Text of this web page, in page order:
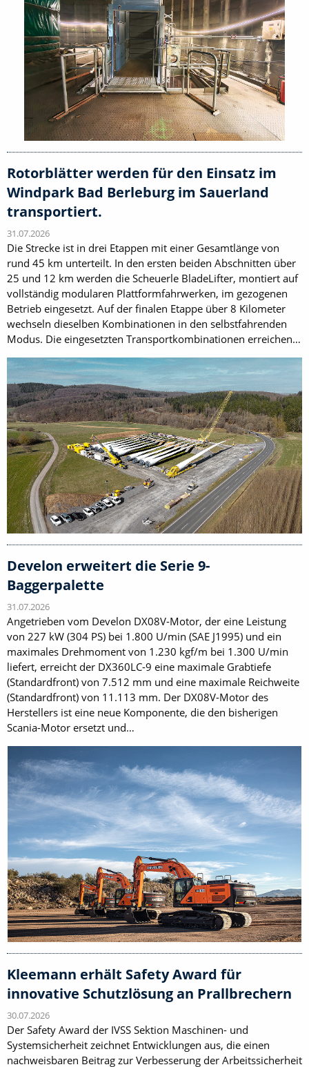
Rotorblätter werden für den Einsatz im
Windpark Bad Berleburg im Sauerland
transportiert.
31.07.2026
Die Strecke ist in drei Etappen mit einer Gesamtlänge von
rund 45 km unterteilt. In den ersten beiden Abschnitten über
25 und 12 km werden die Scheuerle BladeLifter, montiert auf
vollständig modularen Plattformfahrwerken, im gezogenen
Betrieb eingesetzt. Auf der finalen Etappe über 8 Kilometer
wechseln dieselben Kombinationen in den selbstfahrenden
Modus. Die eingesetzten Transportkombinationen erreichen…
Develon erweitert die Serie 9-
Baggerpalette
31.07.2026
Angetrieben vom Develon DX08V-Motor, der eine Leistung
von 227 kW (304 PS) bei 1.800 U/min (SAE J1995) und ein
maximales Drehmoment von 1.230 kgf/m bei 1.300 U/min
liefert, erreicht der DX360LC-9 eine maximale Grabtiefe
(Standardfront) von 7.512 mm und eine maximale Reichweite
(Standardfront) von 11.113 mm. Der DX08V-Motor des
Herstellers ist eine neue Komponente, die den bisherigen
Scania-Motor ersetzt und…
Kleemann erhält Safety Award für
innovative Schutzlösung an Prallbrechern
30.07.2026
Der Safety Award der IVSS Sektion Maschinen- und
Systemsicherheit zeichnet Entwicklungen aus, die einen
nachweisbaren Beitrag zur Verbesserung der Arbeitssicherheit